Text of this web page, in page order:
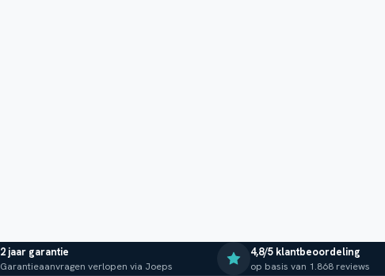
2 jaar garantie
Garantieaanvragen verlopen via Joeps
4,8/5 klantbeoordeling
op basis van 1.868 reviews